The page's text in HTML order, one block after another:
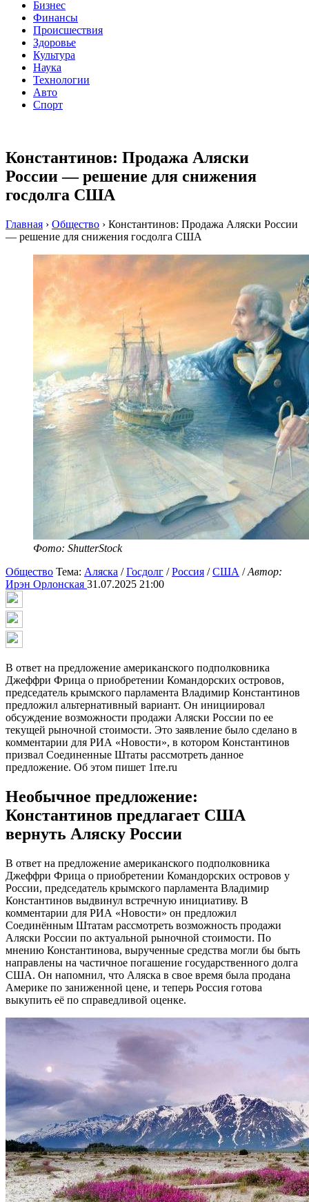
Бизнес
Финансы
Происшествия
Здоровье
Культура
Наука
Технологии
Авто
Спорт
Константинов: Продажа Аляски
России — решение для снижения
госдолга США
Главная › Общество › Константинов: Продажа Аляски России
— решение для снижения госдолга США
Фото: ShutterStock
Общество Тема: Аляска /Госдолг /Россия /США /Автор:
Ирэн Орлонская 31.07.2025 21:00
В ответ на предложение американского подполковника
Джеффри Фрица о приобретении Командорских островов,
председатель крымского парламента Владимир Константинов
предложил альтернативный вариант. Он инициировал
обсуждение возможности продажи Аляски России по ее
текущей рыночной стоимости. Это заявление было сделано в
комментарии для РИА «Новости», в котором Константинов
призвал Соединенные Штаты рассмотреть данное
предложение. Об этом пишет 1rre.ru
Необычное предложение:
Константинов предлагает США
вернуть Аляску России
В ответ на предложение американского подполковника
Джеффри Фрица о приобретении Командорских островов у
России, председатель крымского парламента Владимир
Константинов выдвинул встречную инициативу. В
комментарии для РИА «Новости» он предложил
Соединённым Штатам рассмотреть возможность продажи
Аляски России по актуальной рыночной стоимости. По
мнению Константинова, вырученные средства могли бы быть
направлены на частичное погашение государственного долга
США. Он напомнил, что Аляска в свое время была продана
Америке по заниженной цене, и теперь Россия готова
выкупить её по справедливой оценке.